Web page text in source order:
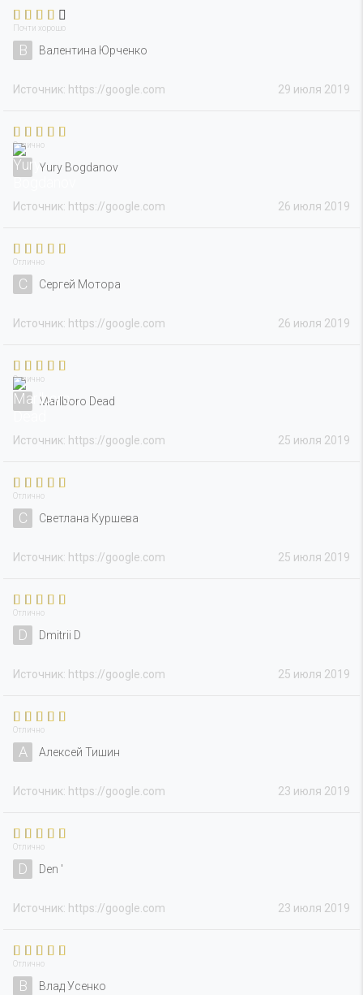
Почти хорошо
В Валентина Юрченко
29 июля 2019
Источник: https://google.com
Отлично
Yury Bogdanov
26 июля 2019
Источник: https://google.com
Отлично
С Сергей Мотора
26 июля 2019
Источник: https://google.com
Отлично
Marlboro Dead
25 июля 2019
Источник: https://google.com
Отлично
С Светлана Куршева
25 июля 2019
Источник: https://google.com
Отлично
D Dmitrii D
25 июля 2019
Источник: https://google.com
Отлично
А Алексей Тишин
23 июля 2019
Источник: https://google.com
Отлично
D Den '
23 июля 2019
Источник: https://google.com
Отлично
В Влад Усенко